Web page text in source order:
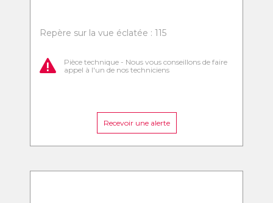
Repère sur la vue éclatée : 115
Pièce technique - Nous vous conseillons de faire
appel à l'un de nos techniciens
Recevoir une alerte